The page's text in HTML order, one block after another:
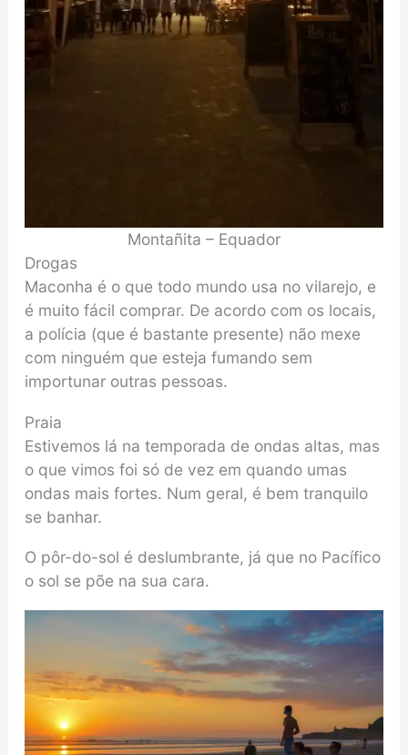
Montañita – Equador
Drogas
Maconha é o que todo mundo usa no vilarejo, e
é muito fácil comprar. De acordo com os locais,
a polícia (que é bastante presente) não mexe
com ninguém que esteja fumando sem
importunar outras pessoas.
Praia
Estivemos lá na temporada de ondas altas, mas
o que vimos foi só de vez em quando umas
ondas mais fortes. Num geral, é bem tranquilo
se banhar.
O pôr-do-sol é deslumbrante, já que no Pacífico
o sol se põe na sua cara.